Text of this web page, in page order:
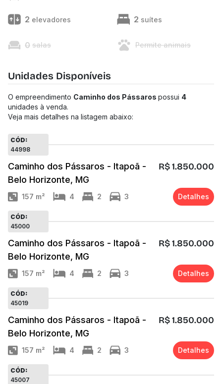
2 elevadores 2 suítes
0 salas Permite animais
Unidades Disponíveis
O empreendimento Caminho dos Pássaros possui 4
unidades à venda.
Veja mais detalhes na listagem abaixo:
CÓD:
44998
Caminho dos Pássaros - Itapoã -
Belo Horizonte, MG
R$ 1.850.000
157 m² 4 2 3 Detalhes
CÓD:
45000
Caminho dos Pássaros - Itapoã -
Belo Horizonte, MG
R$ 1.850.000
157 m² 4 2 3 Detalhes
CÓD:
45019
Caminho dos Pássaros - Itapoã -
Belo Horizonte, MG
R$ 1.850.000
157 m² 4 2 3 Detalhes
CÓD:
45007